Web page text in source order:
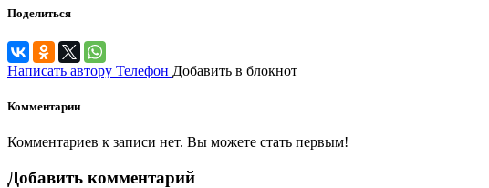
Поделиться
Написать автору Телефон Добавить в блокнот
Комментарии
Комментариев к записи нет. Вы можете стать первым!
Добавить комментарий